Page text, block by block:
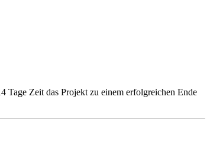
Zeit das Projekt zu einem erfolgreichen Ende